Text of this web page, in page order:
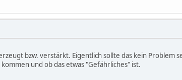
bzw. verstärkt. Eigentlich sollte das kein Problem
und ob das etwas "Gefährliches" ist.